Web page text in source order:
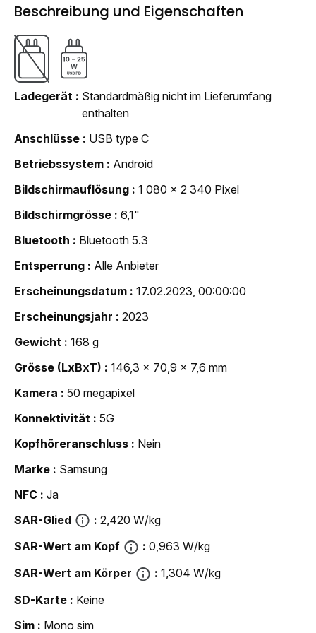
Beschreibung und Eigenschaften
Ladegerät
Standardmäßig nicht im Lieferumfang
enthalten
Anschlüsse
USB type C
Betriebssystem
Android
Bildschirmauflösung
1 080 x 2 340 Pixel
Bildschirmgrösse
6,1"
Bluetooth
Bluetooth 5.3
Entsperrung
Alle Anbieter
Erscheinungsdatum
17.02.2023, 00:00:00
Erscheinungsjahr
2023
Gewicht
168 g
Grösse (LxBxT)
146,3 x 70,9 x 7,6 mm
Kamera
50 megapixel
Konnektivität
5G
Kopfhöreranschluss
Nein
Marke
Samsung
NFC
Ja
SAR-Glied
2,420 W/kg
SAR-Wert am Kopf
0,963 W/kg
SAR-Wert am Körper
1,304 W/kg
SD-Karte
Keine
Sim
Mono sim